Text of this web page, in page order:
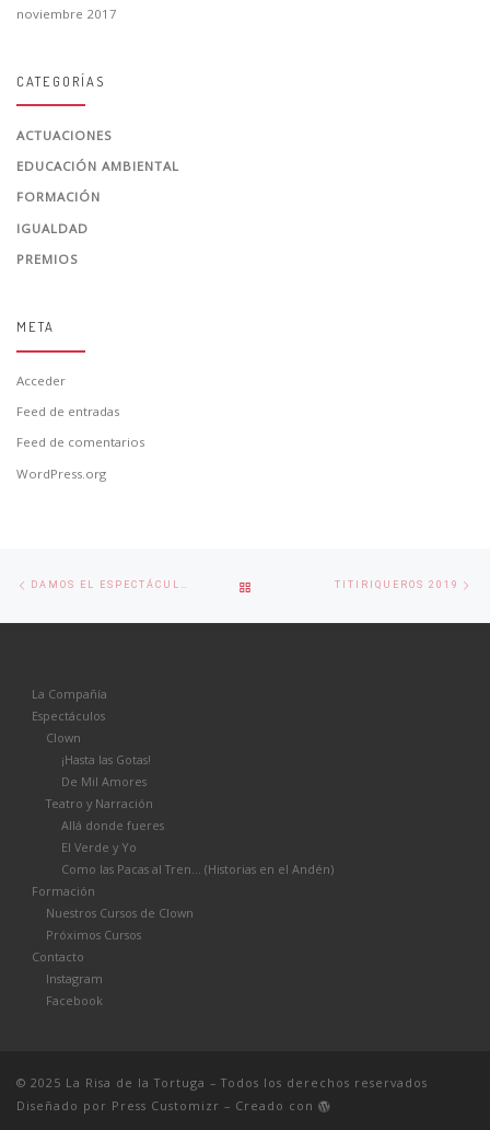
noviembre 2017
CATEGORÍAS
ACTUACIONES
EDUCACIÓN AMBIENTAL
FORMACIÓN
IGUALDAD
PREMIOS
META
Acceder
Feed de entradas
Feed de comentarios
WordPress.org
Navegación
de
la
DAMOS EL ESPECTÁCULO POR EL DÍA DE LA MUJER
A
TITIRIQUEROS 2019
La Compañía
Espectáculos
Clown
¡Hasta las Gotas!
De Mil Amores
Teatro y Narración
Allá donde fueres
El Verde y Yo
Como las Pacas al Tren… (Historias en el Andén)
Formación
Nuestros Cursos de Clown
Próximos Cursos
Contacto
Instagram
Facebook
© 2025 La Risa de la Tortuga – Todos los derechos reservados
Diseñado por Press Customizr – Creado con